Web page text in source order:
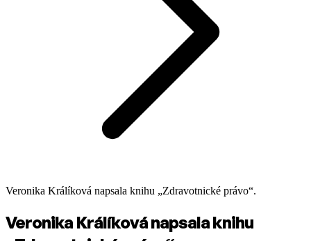
Veronika Králíková napsala knihu „Zdravotnické právo“.
Veronika Králíková napsala knihu